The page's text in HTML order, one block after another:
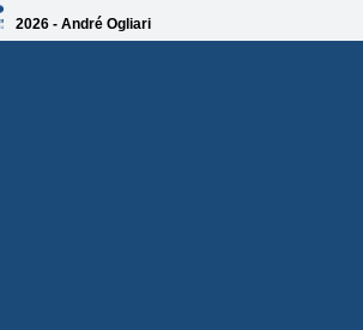
2026 - André Ogliari